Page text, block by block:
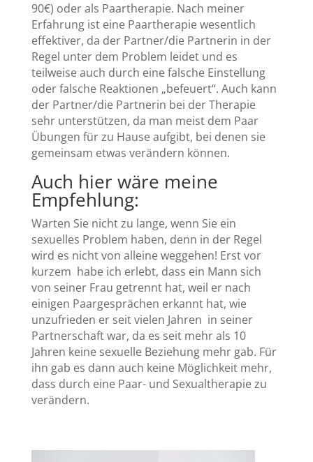
90€) oder als Paartherapie. Nach meiner
Erfahrung ist eine Paartherapie wesentlich
effektiver, da der Partner/die Partnerin in der
Regel unter dem Problem leidet und es
teilweise auch durch eine falsche Einstellung
oder falsche Reaktionen „befeuert“. Auch kann
der Partner/die Partnerin bei der Therapie
sehr unterstützen, da man meist dem Paar
Übungen für zu Hause aufgibt, bei denen sie
gemeinsam etwas verändern können.
Auch hier wäre meine
Empfehlung:
Warten Sie nicht zu lange, wenn Sie ein
sexuelles Problem haben, denn in der Regel
wird es nicht von alleine weggehen! Erst vor
kurzem habe ich erlebt, dass ein Mann sich
von seiner Frau getrennt hat, weil er nach
einigen Paargesprächen erkannt hat, wie
unzufrieden er seit vielen Jahren in seiner
Partnerschaft war, da es seit mehr als 10
Jahren keine sexuelle Beziehung mehr gab. Für
ihn gab es dann auch keine Möglichkeit mehr,
dass durch eine Paar- und Sexualtherapie zu
verändern.